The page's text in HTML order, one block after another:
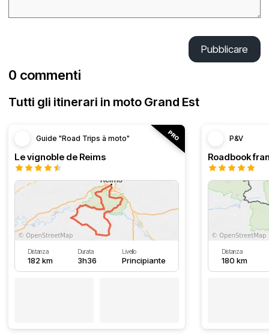
Pubblicare
0 commenti
Tutti gli itinerari in moto Grand Est
Guide "Road Trips à moto"
Le vignoble de Reims
Distanza
182 km
Durata
3h36
Livello
Principiante
P&V
Distanza
180 km